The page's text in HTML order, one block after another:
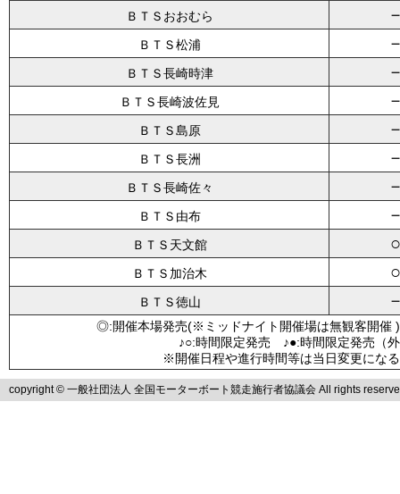
ＢＴＳおおむら
ＢＴＳ松浦
ＢＴＳ長崎時津
ＢＴＳ長崎波佐見
ＢＴＳ島原
ＢＴＳ長洲
ＢＴＳ長崎佐々
ＢＴＳ由布
ＢＴＳ天文館 ○
ＢＴＳ加治木 ○
ＢＴＳ徳山
◎:開催本場発売(※ミッドナイト開催場は無観客
♪○:時間限定発売 ♪●:時間限定発売
※開催日程や進行時間等は当日変更にな
copyright © 一般社団法人 全国モーターボート競走施行者協議会 All rights